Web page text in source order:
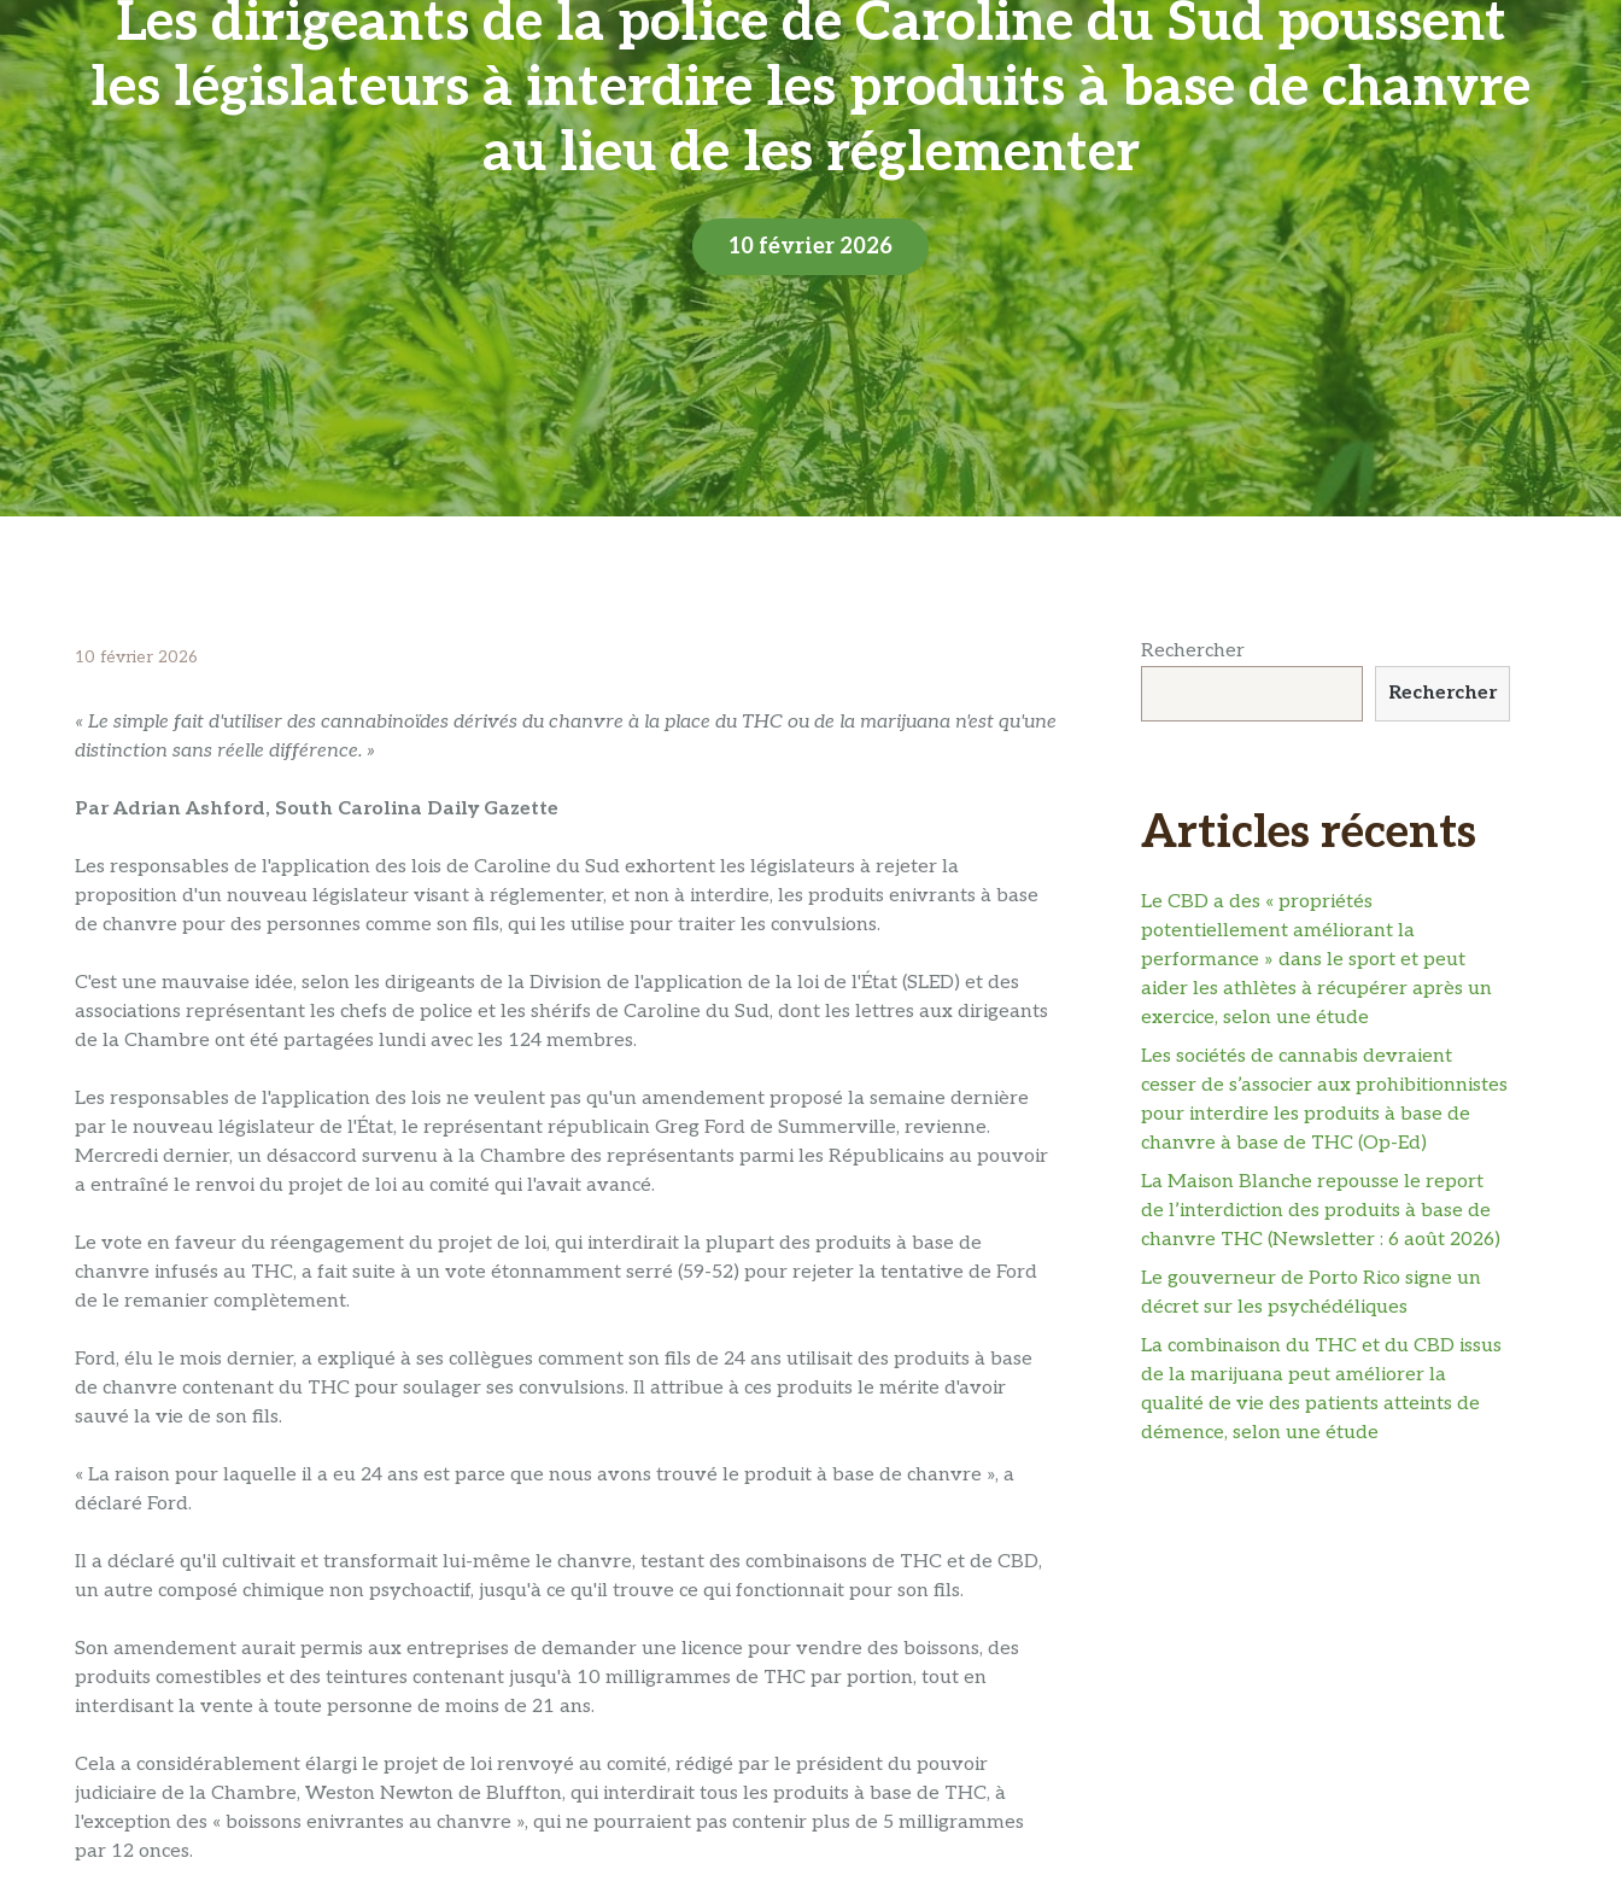
Les dirigeants de la police de Caroline du Sud poussent
les législateurs à interdire les produits à base de chanvre
au lieu de les réglementer
10 février 2026
10 février 2026
« Le simple fait d'utiliser des cannabinoïdes dérivés du chanvre à la place du THC ou de la marijuana n'est qu'une
distinction sans réelle différence. »
Par Adrian Ashford, South Carolina Daily Gazette
Les responsables de l'application des lois de Caroline du Sud exhortent les législateurs à rejeter la
proposition d'un nouveau législateur visant à réglementer, et non à interdire, les produits enivrants à base
de chanvre pour des personnes comme son fils, qui les utilise pour traiter les convulsions.
C'est une mauvaise idée, selon les dirigeants de la Division de l'application de la loi de l'État (SLED) et des
associations représentant les chefs de police et les shérifs de Caroline du Sud, dont les lettres aux dirigeants
de la Chambre ont été partagées lundi avec les 124 membres.
Les responsables de l'application des lois ne veulent pas qu'un amendement proposé la semaine dernière
par le nouveau législateur de l'État, le représentant républicain Greg Ford de Summerville, revienne.
Mercredi dernier, un désaccord survenu à la Chambre des représentants parmi les Républicains au pouvoir
a entraîné le renvoi du projet de loi au comité qui l'avait avancé.
Le vote en faveur du réengagement du projet de loi, qui interdirait la plupart des produits à base de
chanvre infusés au THC, a fait suite à un vote étonnamment serré (59-52) pour rejeter la tentative de Ford
de le remanier complètement.
Ford, élu le mois dernier, a expliqué à ses collègues comment son fils de 24 ans utilisait des produits à base
de chanvre contenant du THC pour soulager ses convulsions. Il attribue à ces produits le mérite d'avoir
sauvé la vie de son fils.
« La raison pour laquelle il a eu 24 ans est parce que nous avons trouvé le produit à base de chanvre », a
déclaré Ford.
Il a déclaré qu'il cultivait et transformait lui-même le chanvre, testant des combinaisons de THC et de CBD,
un autre composé chimique non psychoactif, jusqu'à ce qu'il trouve ce qui fonctionnait pour son fils.
Son amendement aurait permis aux entreprises de demander une licence pour vendre des boissons, des
produits comestibles et des teintures contenant jusqu'à 10 milligrammes de THC par portion, tout en
interdisant la vente à toute personne de moins de 21 ans.
Cela a considérablement élargi le projet de loi renvoyé au comité, rédigé par le président du pouvoir
judiciaire de la Chambre, Weston Newton de Bluffton, qui interdirait tous les produits à base de THC, à
l'exception des « boissons enivrantes au chanvre », qui ne pourraient pas contenir plus de 5 milligrammes
par 12 onces.
Rechercher
Rechercher
Articles récents
Le CBD a des « propriétés
potentiellement améliorant la
performance » dans le sport et peut
aider les athlètes à récupérer après un
exercice, selon une étude
Les sociétés de cannabis devraient
cesser de s’associer aux prohibitionnistes
pour interdire les produits à base de
chanvre à base de THC (Op-Ed)
La Maison Blanche repousse le report
de l’interdiction des produits à base de
chanvre THC (Newsletter : 6 août 2026)
Le gouverneur de Porto Rico signe un
décret sur les psychédéliques
La combinaison du THC et du CBD issus
de la marijuana peut améliorer la
qualité de vie des patients atteints de
démence, selon une étude